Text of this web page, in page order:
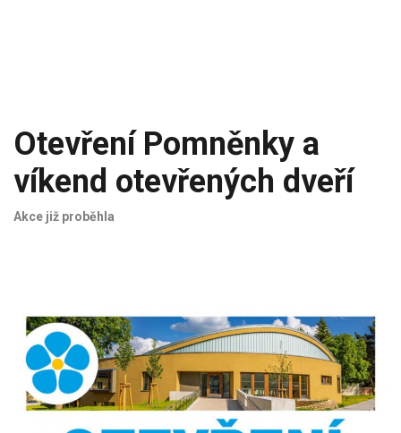
Otevření Pomněnky a
víkend otevřených dveří
Akce již proběhla